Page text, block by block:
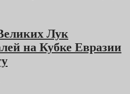
Лук
на Кубке Евразии